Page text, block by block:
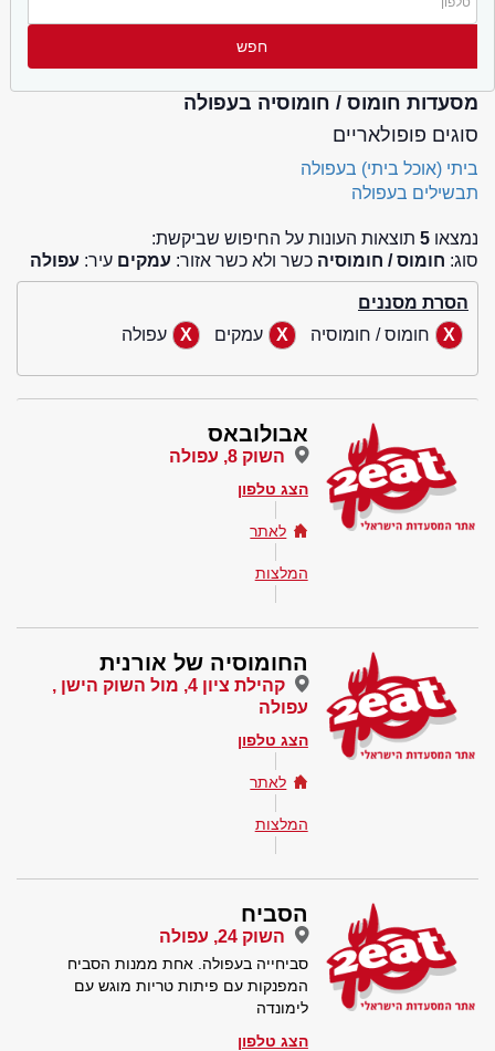
מסעדות חומוס / חומוסיה בעפולה
סוגים פופולאריים
ביתי (אוכל ביתי) בעפולה
תבשילים בעפולה
נמצאו 5 תוצאות העונות על החיפוש שביקשת:
סוג: חומוס / חומוסיה כשר ולא כשר אזור: עמקים עיר: עפולה
הסרת מסננים
חומוס / חומוסיה
עמקים עפולה
אבולובאס
השוק 8, עפולה
הצג טלפון
לאתר
המלצות
החומוסיה של אורנית
קהילת ציון 4, מול השוק הישן ,
עפולה
הצג טלפון
לאתר
המלצות
הסביח
השוק 24, עפולה
סביחייה בעפולה. אחת ממנות הסביח
המפנקות עם פיתות טריות מוגש עם
לימונדה
הצג טלפון